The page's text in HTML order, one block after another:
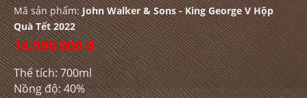
Mã sản phẩm:John Walker & Sons - King George V Hộp
Quà Tết 2022
14.500.000 đ
Thể tích: 700ml
Nồng độ: 40%